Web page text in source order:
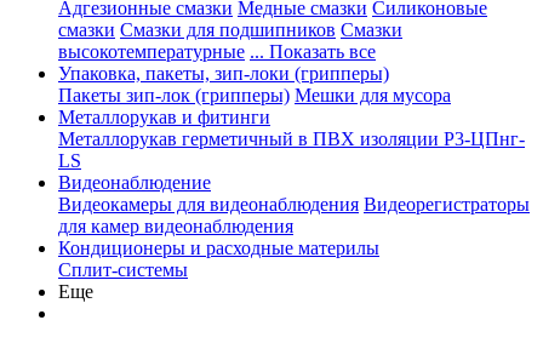
Адгезионные смазки Медные смазки Силиконовые
смазки Смазки для подшипников Смазки
высокотемпературные ... Показать все
Упаковка, пакеты, зип-локи (грипперы)
Пакеты зип-лок (грипперы) Мешки для мусора
Металлорукав и фитинги
Металлорукав герметичный в ПВХ изоляции Р3-ЦПнг-
LS
Видеонаблюдение
Видеокамеры для видеонаблюдения Видеорегистраторы
для камер видеонаблюдения
Кондиционеры и расходные материлы
Сплит-системы
Еще